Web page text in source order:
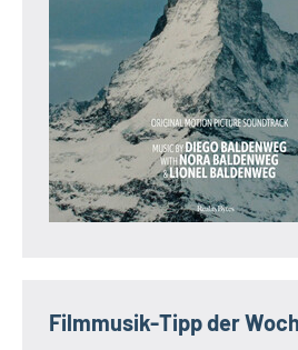
Filmmusik-Tipp der